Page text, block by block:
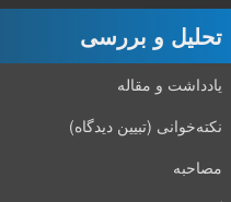
تحلیل و بررسی
یادداشت و مقاله
نکته‌خوانی (تبیین دیدگاه)
مصاحبه